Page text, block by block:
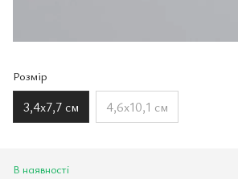
Розмір
3,4х7,7 см 4,6х10,1 см
В наявності